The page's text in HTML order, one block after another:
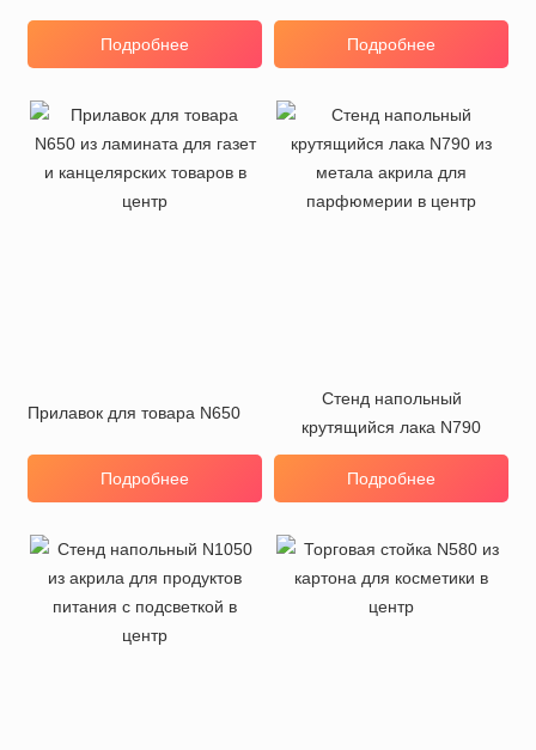
Подробнее Подробнее
Прилавок для товара N650
Подробнее
Стенд напольный
крутящийся лака N790
Подробнее